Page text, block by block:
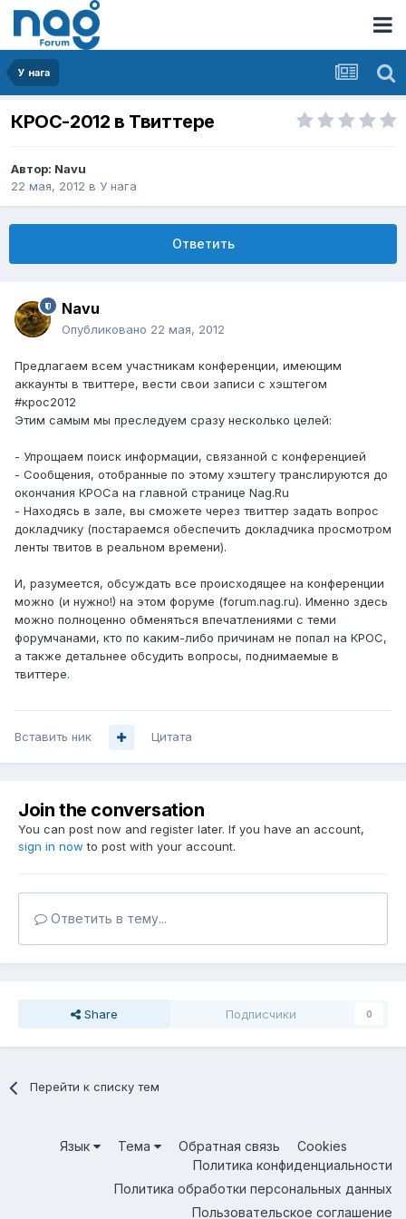
У нага
КРОС-2012 в Твиттере
Автор: Navu
22 мая, 2012 в У нага
Ответить
Navu
Опубликовано 22 мая, 2012
Предлагаем всем участникам конференции, имеющим
аккаунты в твиттере, вести свои записи с хэштегом
#крос2012
Этим самым мы преследуем сразу несколько целей:
- Упрощаем поиск информации, связанной с конференцией
- Сообщения, отобранные по этому хэштегу транслируются до
окончания КРОСа на главной странице Nag.Ru
- Находясь в зале, вы сможете через твиттер задать вопрос
докладчику (постараемся обеспечить докладчика просмотром
ленты твитов в реальном времени).
И, разумеется, обсуждать все происходящее на конференции
можно (и нужно!) на этом форуме (forum.nag.ru). Именно здесь
можно полноценно обменяться впечатлениями с теми
форумчанами, кто по каким-либо причинам не попал на КРОС,
а также детальнее обсудить вопросы, поднимаемые в
твиттере.
Вставить ник Цитата
Join the conversation
You can post now and register later. If you have an account,
sign in now to post with your account.
Ответить в тему...
Share Подписчики 0
Перейти к списку тем
Язык Тема Обратная связь
Cookies
Политика конфиденциальности
Политика обработки персональных данных
Пользовательское соглашение